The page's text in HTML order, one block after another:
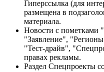
Гиперссылка (для
размещена в
материала.
Новости с пометками
"Заявление",
"Тест-драйв",
правах рекламы.
Раздел Спецпроекты